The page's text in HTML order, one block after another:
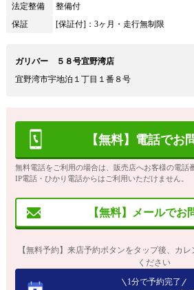
法定整備
整備付
保証
[保証付]：3ヶ月・走行無制限
ガリバー ５８号宜野湾店
宜野湾市宇地泊１丁目１番８号
【無料】電話でお
無料電話をご利用の場合は、販売店へお客様の電話
IP電話・ひかり電話からはご利用いただけません。
【無料】メールでお
【無料予約】来店予約ボタンをタップ後、カ
ください
1分で予約完了